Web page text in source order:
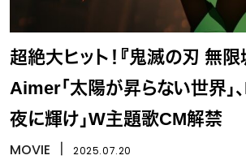
超絶大ヒット！『鬼滅の刃 無
Aimer「太陽が昇らない世界」
夜に輝け」W主題歌CM解禁
MOVIE 2025.07.20